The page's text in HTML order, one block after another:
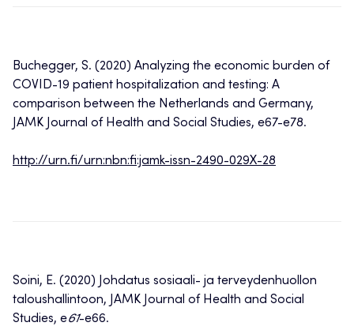
Buchegger, S. (2020) Analyzing the economic burden of
COVID-19 patient hospitalization and testing: A
comparison between the Netherlands and Germany,
JAMK Journal of Health and Social Studies, e67-e78.
http://urn.fi/urn:nbn:fi:jamk-issn-2490-029X-28
Soini, E. (2020) Johdatus sosiaali- ja terveydenhuollon
taloushallintoon, JAMK Journal of Health and Social
Studies, e61-e66.